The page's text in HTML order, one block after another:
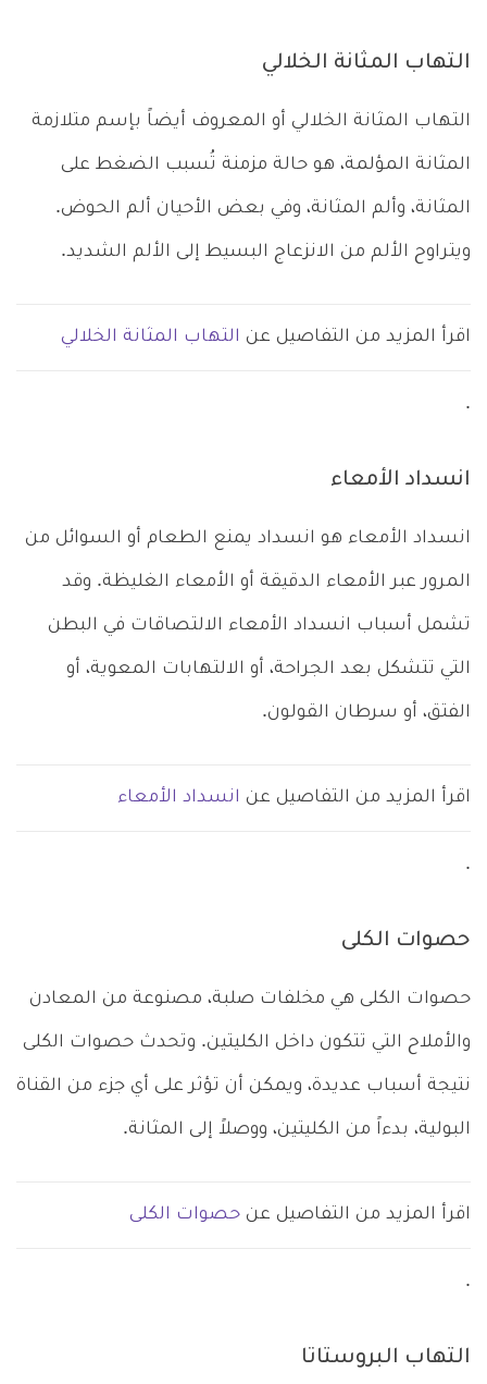
التهاب المثانة الخلالي
التهاب المثانة الخلالي أو المعروف أيضاً بإسم متلازمة
المثانة المؤلمة، هو حالة مزمنة تُسبب الضغط على
المثانة، وألم المثانة، وفي بعض الأحيان ألم الحوض.
ويتراوح الألم من الانزعاج البسيط إلى الألم الشديد.
اقرأ المزيد من التفاصيل عن التهاب المثانة الخلالي
.
انسداد الأمعاء
انسداد الأمعاء هو انسداد يمنع الطعام أو السوائل من
المرور عبر الأمعاء الدقيقة أو الأمعاء الغليظة. وقد
تشمل أسباب انسداد الأمعاء الالتصاقات في البطن
التي تتشكل بعد الجراحة، أو الالتهابات المعوية، أو
الفتق، أو سرطان القولون.
اقرأ المزيد من التفاصيل عن انسداد الأمعاء
.
حصوات الكلى
حصوات الكلى هي مخلفات صلبة، مصنوعة من المعادن
والأملاح التي تتكون داخل الكليتين. وتحدث حصوات الكلى
نتيجة أسباب عديدة، ويمكن أن تؤثر على أي جزء من القناة
البولية، بدءاً من الكليتين، ووصلاً إلى المثانة.
اقرأ المزيد من التفاصيل عن حصوات الكلى
.
التهاب البروستاتا